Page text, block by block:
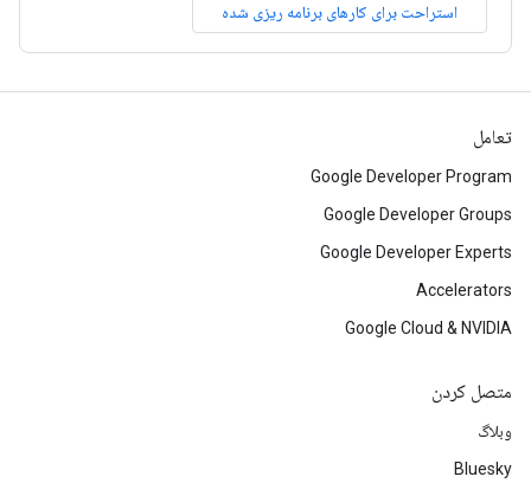
استراحت برای کارهای برنامه ریزی شده
تعامل
Google Developer Program
Google Developer Groups
Google Developer Experts
Accelerators
Google Cloud & NVIDIA
متصل کردن
وبلاگ
Bluesky